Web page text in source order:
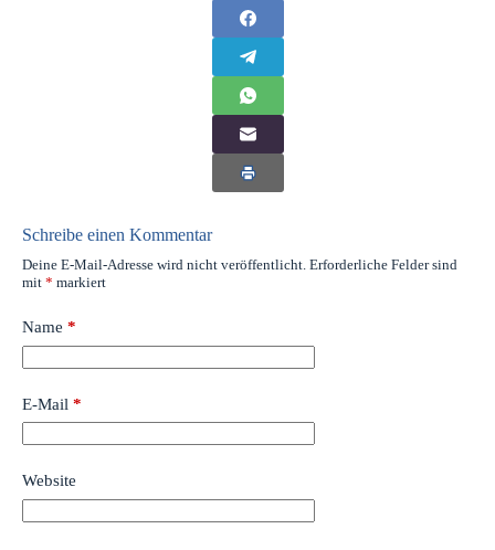
Schreibe einen Kommentar
Deine E-Mail-Adresse wird nicht veröffentlicht. Erforderliche Felder sind
mit * markiert
Name *
E-Mail *
Website